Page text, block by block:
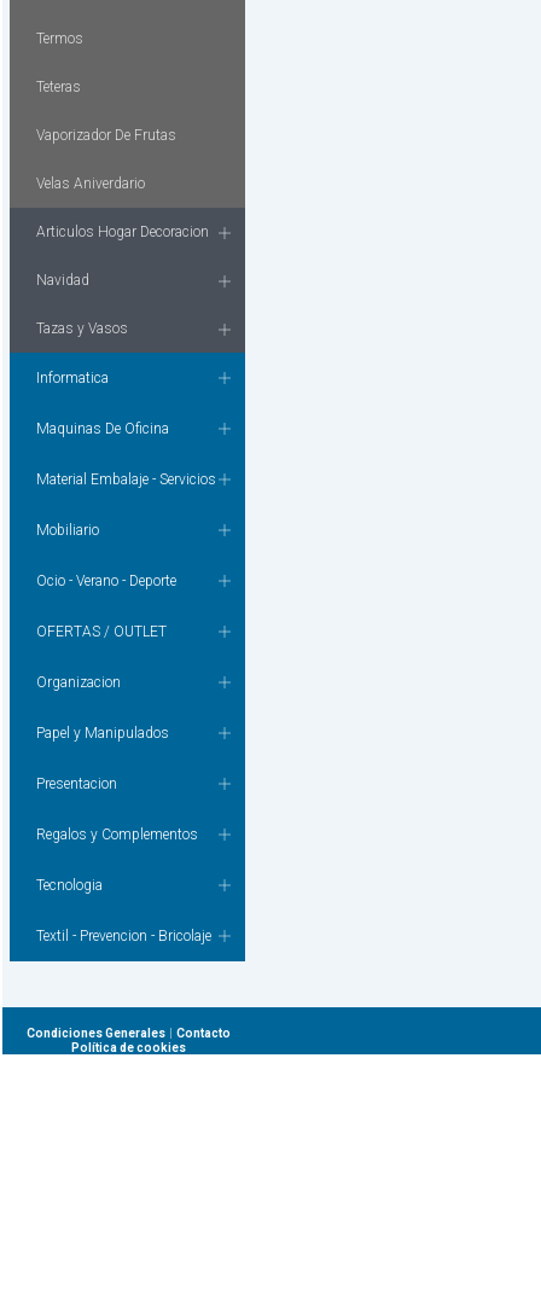
Termos
Teteras
Vaporizador De Frutas
Velas Aniverdario
Articulos Hogar Decoracion
Navidad
Tazas y Vasos
Informatica
Maquinas De Oficina
Material Embalaje - Servicios
Mobiliario
Ocio - Verano - Deporte
OFERTAS / OUTLET
Organizacion
Papel y Manipulados
Presentacion
Regalos y Complementos
Tecnologia
Textil - Prevencion - Bricolaje
Condiciones Generales| Contacto
Política de cookies